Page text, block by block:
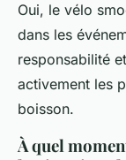
Oui, le vélo
dans les
responsabilité
activement les
boisson.
À quel